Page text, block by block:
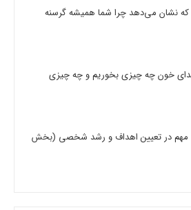
که نشان می‌دهد چرا شما همیشه گرسنه
خون چه چیزی بخوریم و چه چیزی
مهم در تعیین اهداف و رشد شخصی (بخش